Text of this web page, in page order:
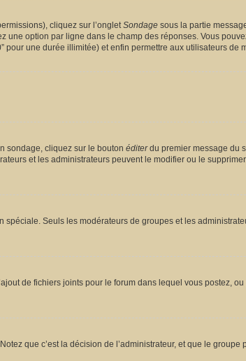
cliquez sur l’ongletSondage sous la partie
une option par ligne dans le champ des réponses. Vous
pour une durée illimitée) et enfin permettre aux utilisateurs de
sondage, cliquez sur le bouton éditerdu premier message du
et les administrateurs peuvent le modifier ou le
Seuls les modérateurs de groupes et les
de fichiers joints pour le forum dans lequel vous postez, ou
que c’est la décision de l’administrateur, et que le groupe